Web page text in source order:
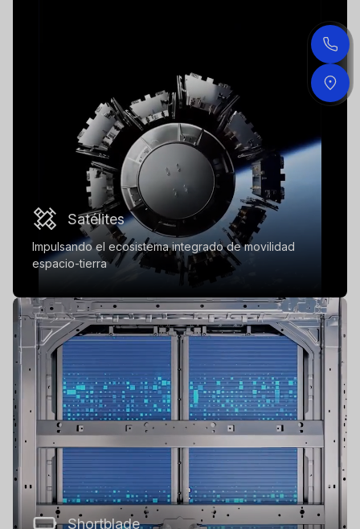
Satélites
Impulsando el ecosistema integrado de movilidad
espacio-tierra
Shortblade